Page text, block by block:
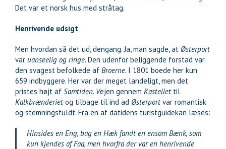
Det var et norsk hus med stråtag.
Henrivende udsigt
Men hvordan så det ud, dengang. Ja, man sagde, at Østerport
var uanseelig og ringe.Den udenfor beliggende forstad var
den svagest befolkede af Broerne. I 1801 boede her kun
659 indbyggere. Her var der meget landeligt, men det
pristes højt af Samtiden. Vejen gennem Kastellet til
Kalkbrænderietog tilbage til ind ad Østerportvar romantisk
og stemningsfuldt. Fra en af datidens turistguidekan læses:
Hinsides en Eng, bag en Hæk fandt en ensom Bænk, som
kun kjendes af Faa, men hvorfra der var en henrivende